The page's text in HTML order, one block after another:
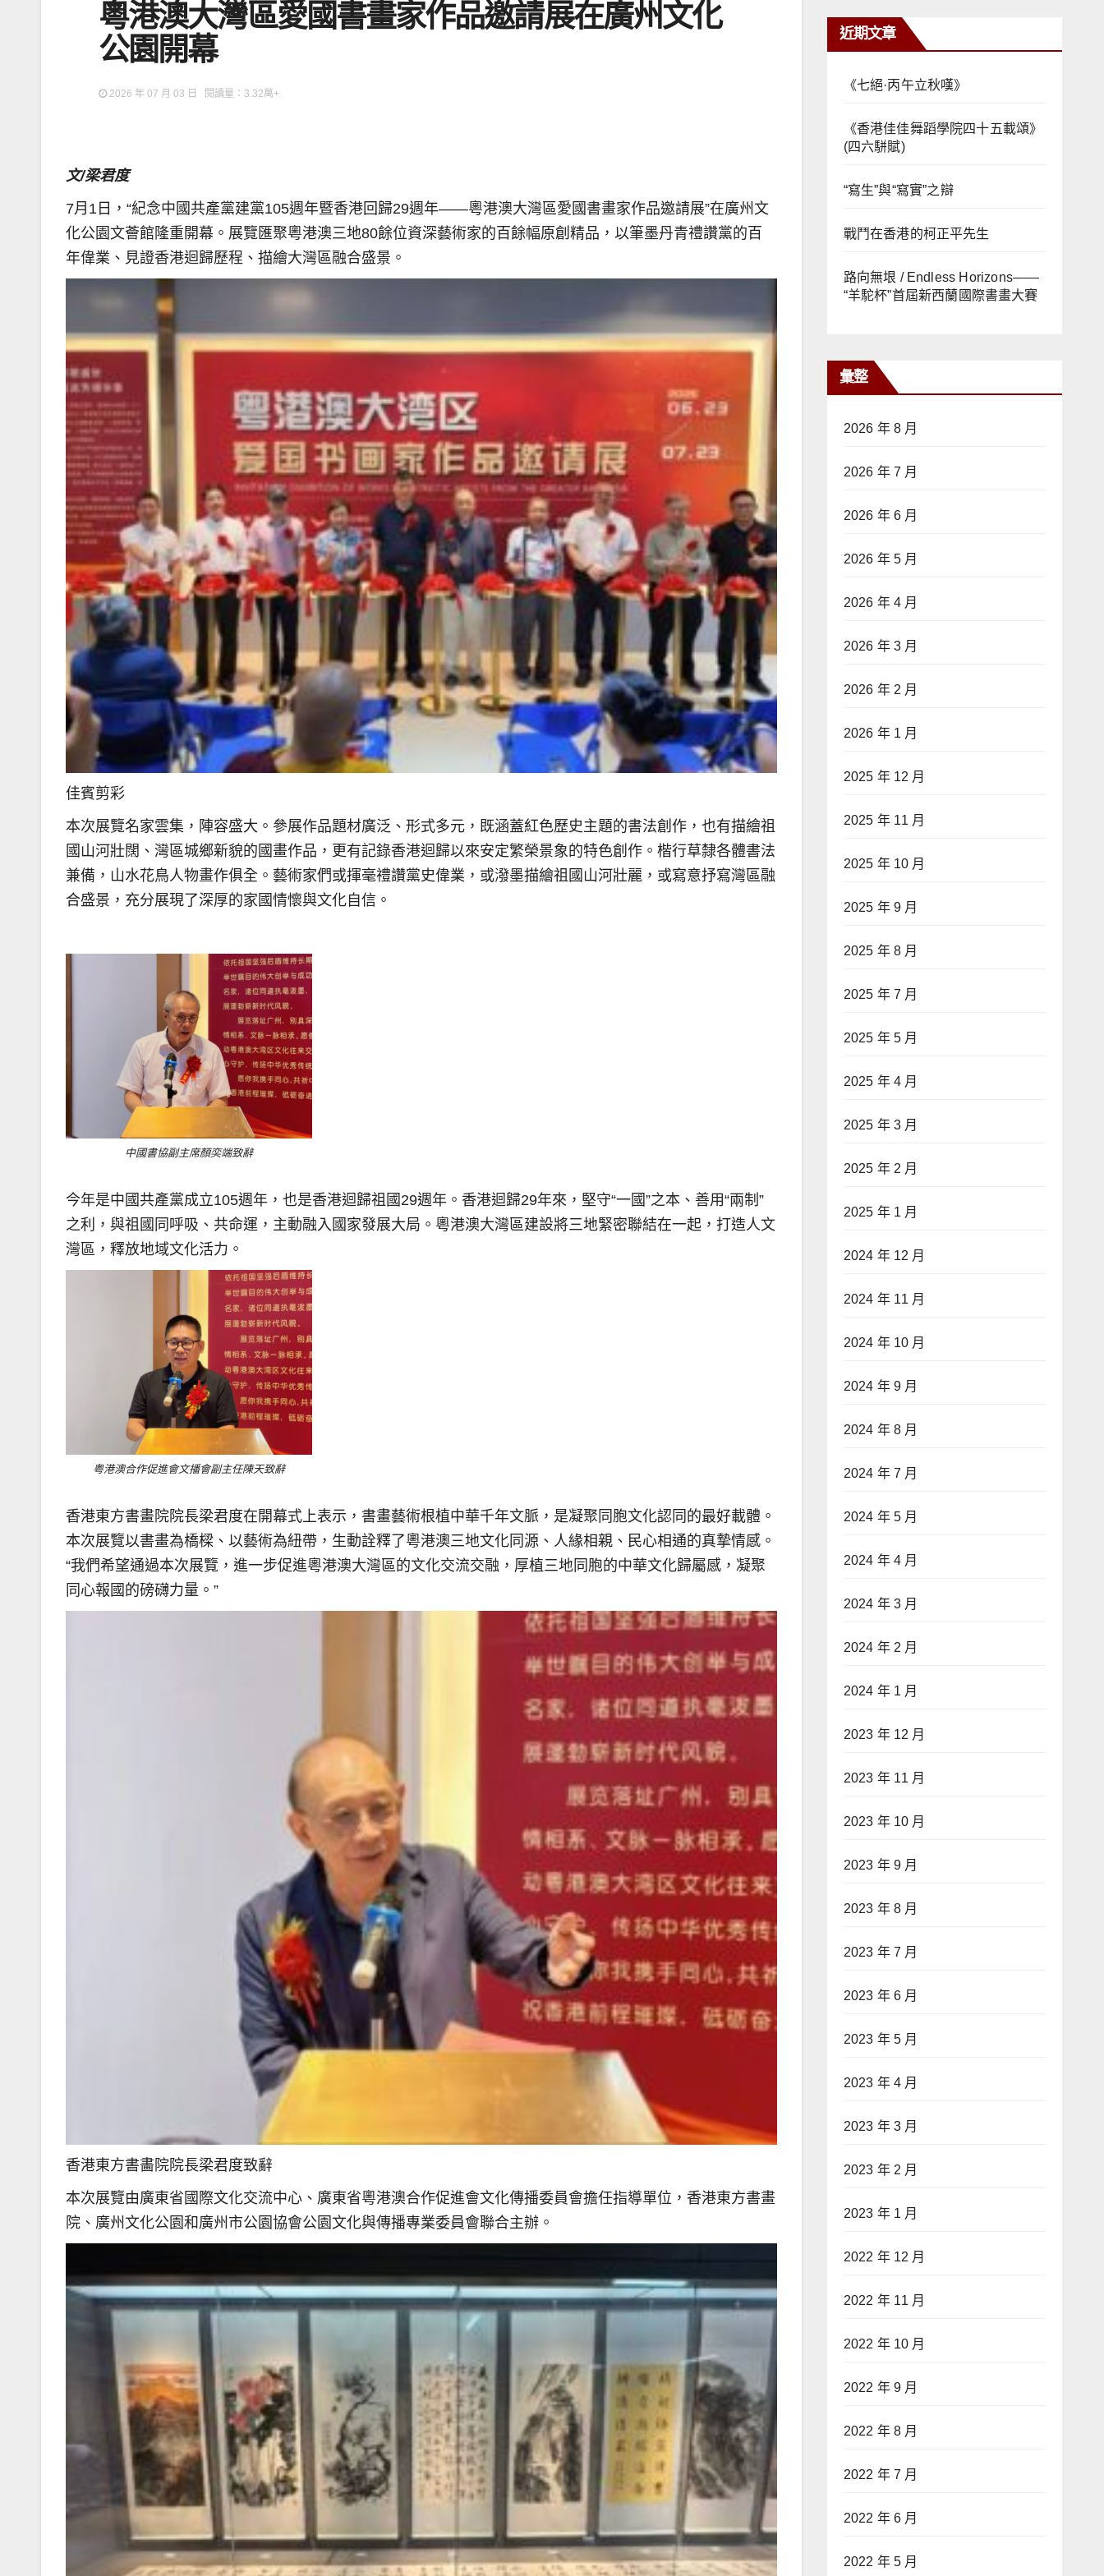
粵港澳大灣區愛國書畫家作品邀請展在廣州文化
公園開幕
2026 年 07 月 03 日 閱讀量：3.32萬+
文/梁君度
7月1日，“紀念中國共產黨建黨105週年暨香港回️歸29週年——粵港澳大灣區愛國書畫家作品邀請展”在廣州文
化公園文薈館隆重開幕。展覽匯聚粵港澳三地80餘位資深藝術家的百餘幅原創精品，以筆墨丹青禮讚黨的百
年偉業、見證香港迴歸歷程、描繪大灣區融合盛景。
佳賓剪彩
本次展覽名家雲集，陣容盛大。參展作品題材廣泛、形式多元，既涵蓋紅色歷史主題的書法創作，也有描繪祖
國山河壯闊、灣區城鄉新貌的國畫作品，更有記錄香港迴歸以來安定繁榮景象的特色創作。楷行草隸各體書法
兼備，山水花鳥人物畫作俱全。藝術家們或揮毫禮讚黨史偉業，或潑墨描繪祖國山河壯麗，或寫意抒寫灣區融
合盛景，充分展現了深厚的家國情懷與文化自信。
中國書協副主席顏奕端致辭
今年是中國共產黨成立105週年，也是香港迴歸祖國29週年。香港迴歸29年來，堅守“一國”之本、善用“兩制”
之利，與祖國同呼吸、共命運，主動融入國家發展大局。粵港澳大灣區建設將三地緊密聯結在一起，打造人文
灣區，釋放地域文化活力。
粤港澳合作促進會文播會副主任陳天致辭
香港東方書畫院院長梁君度在開幕式上表示，書畫藝術根植中華千年文脈，是凝聚同胞文化認同的最好載體。
本次展覽以書畫為橋樑、以藝術為紐帶，生動詮釋了粵港澳三地文化同源、人緣相親、民心相通的真摯情感。
“我們希望通過本次展覽，進一步促進粵港澳大灣區的文化交流交融，厚植三地同胞的中華文化歸屬感，凝聚
同心報國的磅礴力量。”
香港東方書畵院院長梁君度致辭
本次展覽由廣東省國際文化交流中心、廣東省粵港澳合作促進會文化傳播委員會擔任指導單位，香港東方書畫
院、廣州文化公園和廣州市公園協會公園文化與傳播專業委員會聯合主辦。
近期文章
《七絕·丙午立秋嘆》
《香港佳佳舞蹈學院四十五載頌》
(四六駢賦)
“寫生”與“寫實”之辯
戰鬥在香港的柯正平先生
路向無垠 / Endless Horizons——
“羊駝杯”首屆新西蘭國際書畫大賽
彙整
2026 年 8 月
2026 年 7 月
2026 年 6 月
2026 年 5 月
2026 年 4 月
2026 年 3 月
2026 年 2 月
2026 年 1 月
2025 年 12 月
2025 年 11 月
2025 年 10 月
2025 年 9 月
2025 年 8 月
2025 年 7 月
2025 年 5 月
2025 年 4 月
2025 年 3 月
2025 年 2 月
2025 年 1 月
2024 年 12 月
2024 年 11 月
2024 年 10 月
2024 年 9 月
2024 年 8 月
2024 年 7 月
2024 年 5 月
2024 年 4 月
2024 年 3 月
2024 年 2 月
2024 年 1 月
2023 年 12 月
2023 年 11 月
2023 年 10 月
2023 年 9 月
2023 年 8 月
2023 年 7 月
2023 年 6 月
2023 年 5 月
2023 年 4 月
2023 年 3 月
2023 年 2 月
2023 年 1 月
2022 年 12 月
2022 年 11 月
2022 年 10 月
2022 年 9 月
2022 年 8 月
2022 年 7 月
2022 年 6 月
2022 年 5 月